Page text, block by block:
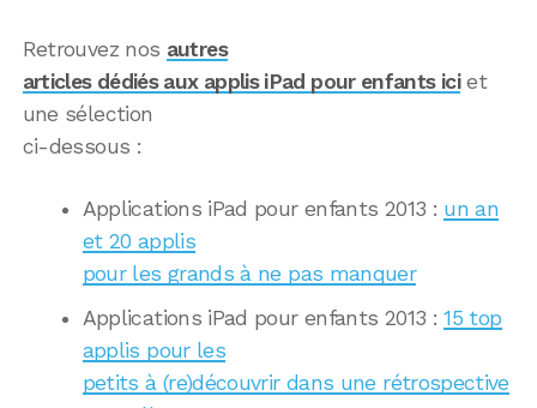
Retrouvez nos autres
articles dédiés aux applis iPad pour enfants iciet
une sélection
ci-dessous :
Applications iPad pour enfants 2013 : un an
et 20 applis
pour les grands à ne pas manquer
Applications iPad pour enfants 2013 :15 top
applis pour les
petits à (re)découvrir dans une rétrospective